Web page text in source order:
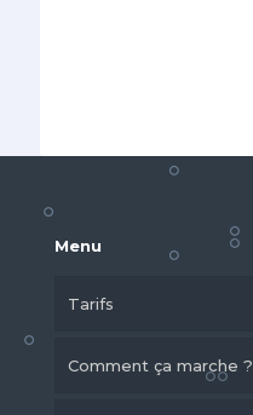
Menu
Tarifs
Comment ça marche ?